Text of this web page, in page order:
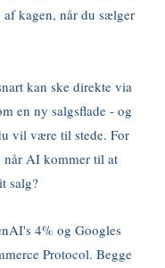
kagen, når du sælger
kan ske direkte via
en ny salgsflade - og
vil være til stede. For
når AI kommer til at
salg?
4% og Googles
Protocol. Begge